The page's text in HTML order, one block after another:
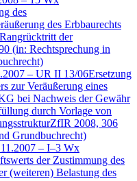
des
des Erbbaurechts
der
(in: Rechtsprechung in
– UR II 13/06Ersetzung
zur Veräußerung eines
bei Nachweis der Gewähr
durch Vorlage von
ZfIR 2008, 306
Grundbuchrecht)
– I–3 Wx
der Zustimmung des
(weiteren) Belastung des